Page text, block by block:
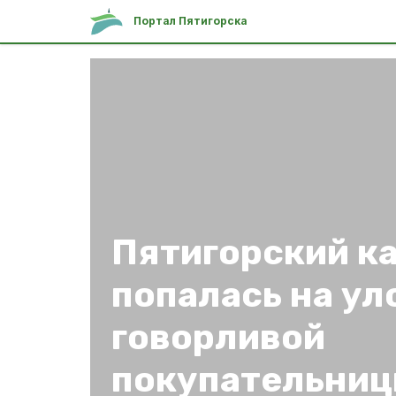
Портал Пятигорска
Пятигорский
попалась на
говорливой